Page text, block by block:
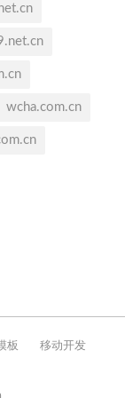
wcha.com.cn
板
移动开发